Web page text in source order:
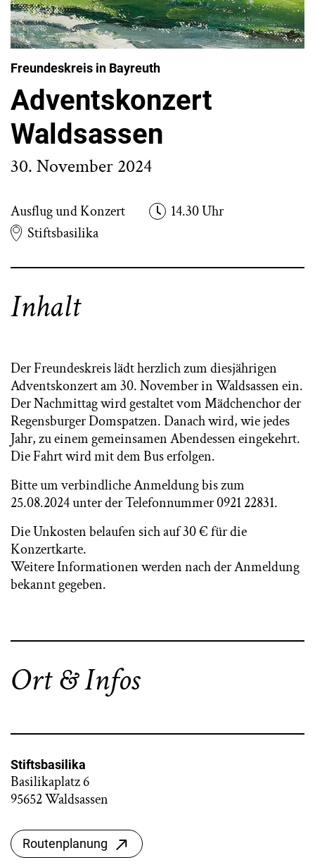
Freundeskreis in Bayreuth
Adventskonzert
Waldsassen
30. November 2024
Ausflug und Konzert
14.30 Uhr
Stiftsbasilika
Inhalt
Der Freundeskreis lädt herzlich zum diesjährigen
Adventskonzert am 30. November in Waldsassen ein.
Der Nachmittag wird gestaltet vom Mädchenchor der
Regensburger Domspatzen. Danach wird, wie jedes
Jahr, zu einem gemeinsamen Abendessen eingekehrt.
Die Fahrt wird mit dem Bus erfolgen.
Bitte um verbindliche Anmeldung bis zum
25.08.2024 unter der Telefonnummer 0921 22831.
Die Unkosten belaufen sich auf 30 € für die
Konzertkarte.
Weitere Informationen werden nach der Anmeldung
bekannt gegeben.
Ort & Infos
Stiftsbasilika
Basilikaplatz 6
95652 Waldsassen
Routenplanung